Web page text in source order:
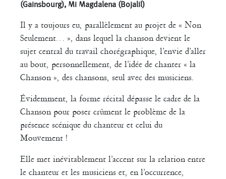
(Gainsbourg), Mi Magdalena (Bojalil)
Il y a toujours eu, parallèlement au projet de « Non
Seulement… », dans lequel la chanson devient le
sujet central du travail chorégraphique, l’envie d’aller
au bout, personnellement, de l’idée de chanter « la
Chanson », des chansons, seul avec des musiciens.
Évidemment, la forme récital dépasse le cadre de la
Chanson pour poser crûment le problème de la
présence scénique du chanteur et celui du
Mouvement !
Elle met inévitablement l’accent sur la relation entre
le chanteur et les musiciens et, en l’occurrence,